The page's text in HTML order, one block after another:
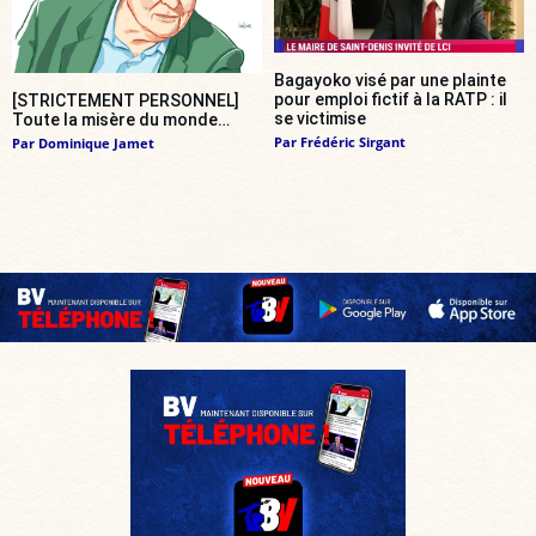
[STRICTEMENT PERSONNEL]
Toute la misère du monde…
Par Dominique Jamet
Bagayoko visé par une plainte
pour emploi fictif à la RATP : il
se victimise
Par Frédéric Sirgant